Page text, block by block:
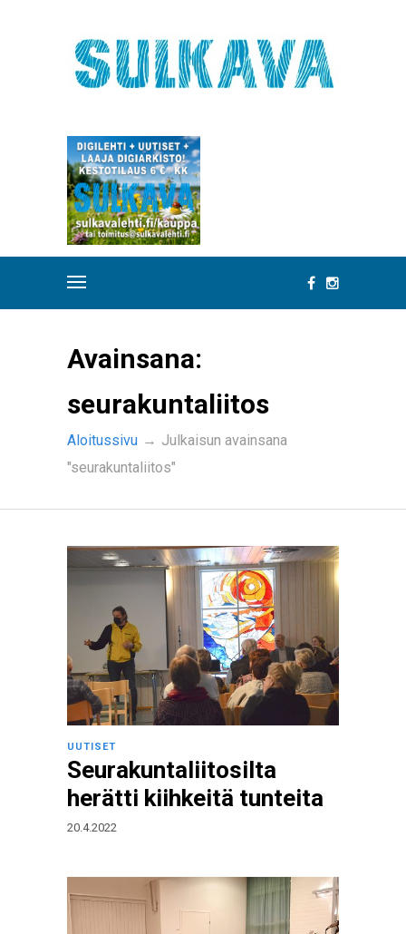
Avainsana:
seurakuntaliitos
Aloitussivu → Julkaisun avainsana
"seurakuntaliitos"
UUTISET
Seurakuntaliitosilta
herätti kiihkeitä tunteita
20.4.2022